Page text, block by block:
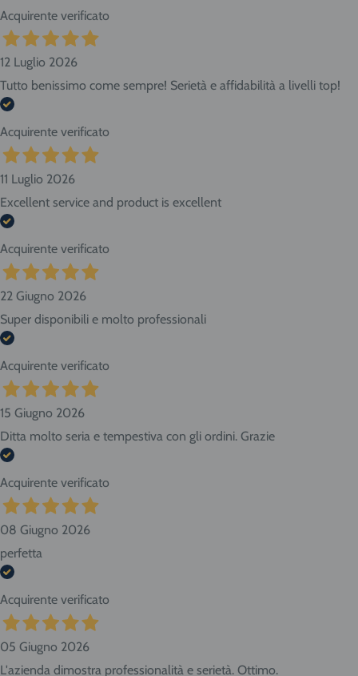
Acquirente verificato
12 Luglio 2026
Tutto benissimo come sempre! Serietà e affidabilità a livelli top!
Acquirente verificato
11 Luglio 2026
Excellent service and product is excellent
Acquirente verificato
22 Giugno 2026
Super disponibili e molto professionali
Acquirente verificato
15 Giugno 2026
Ditta molto seria e tempestiva con gli ordini. Grazie
Acquirente verificato
08 Giugno 2026
perfetta
Acquirente verificato
05 Giugno 2026
L'azienda dimostra professionalità e serietà. Ottimo.